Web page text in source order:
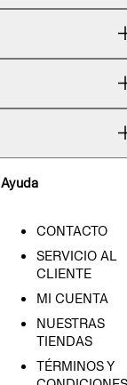
Ayuda
CONTACTO
SERVICIO AL
CLIENTE
MI CUENTA
NUESTRAS
TIENDAS
TÉRMINOS Y